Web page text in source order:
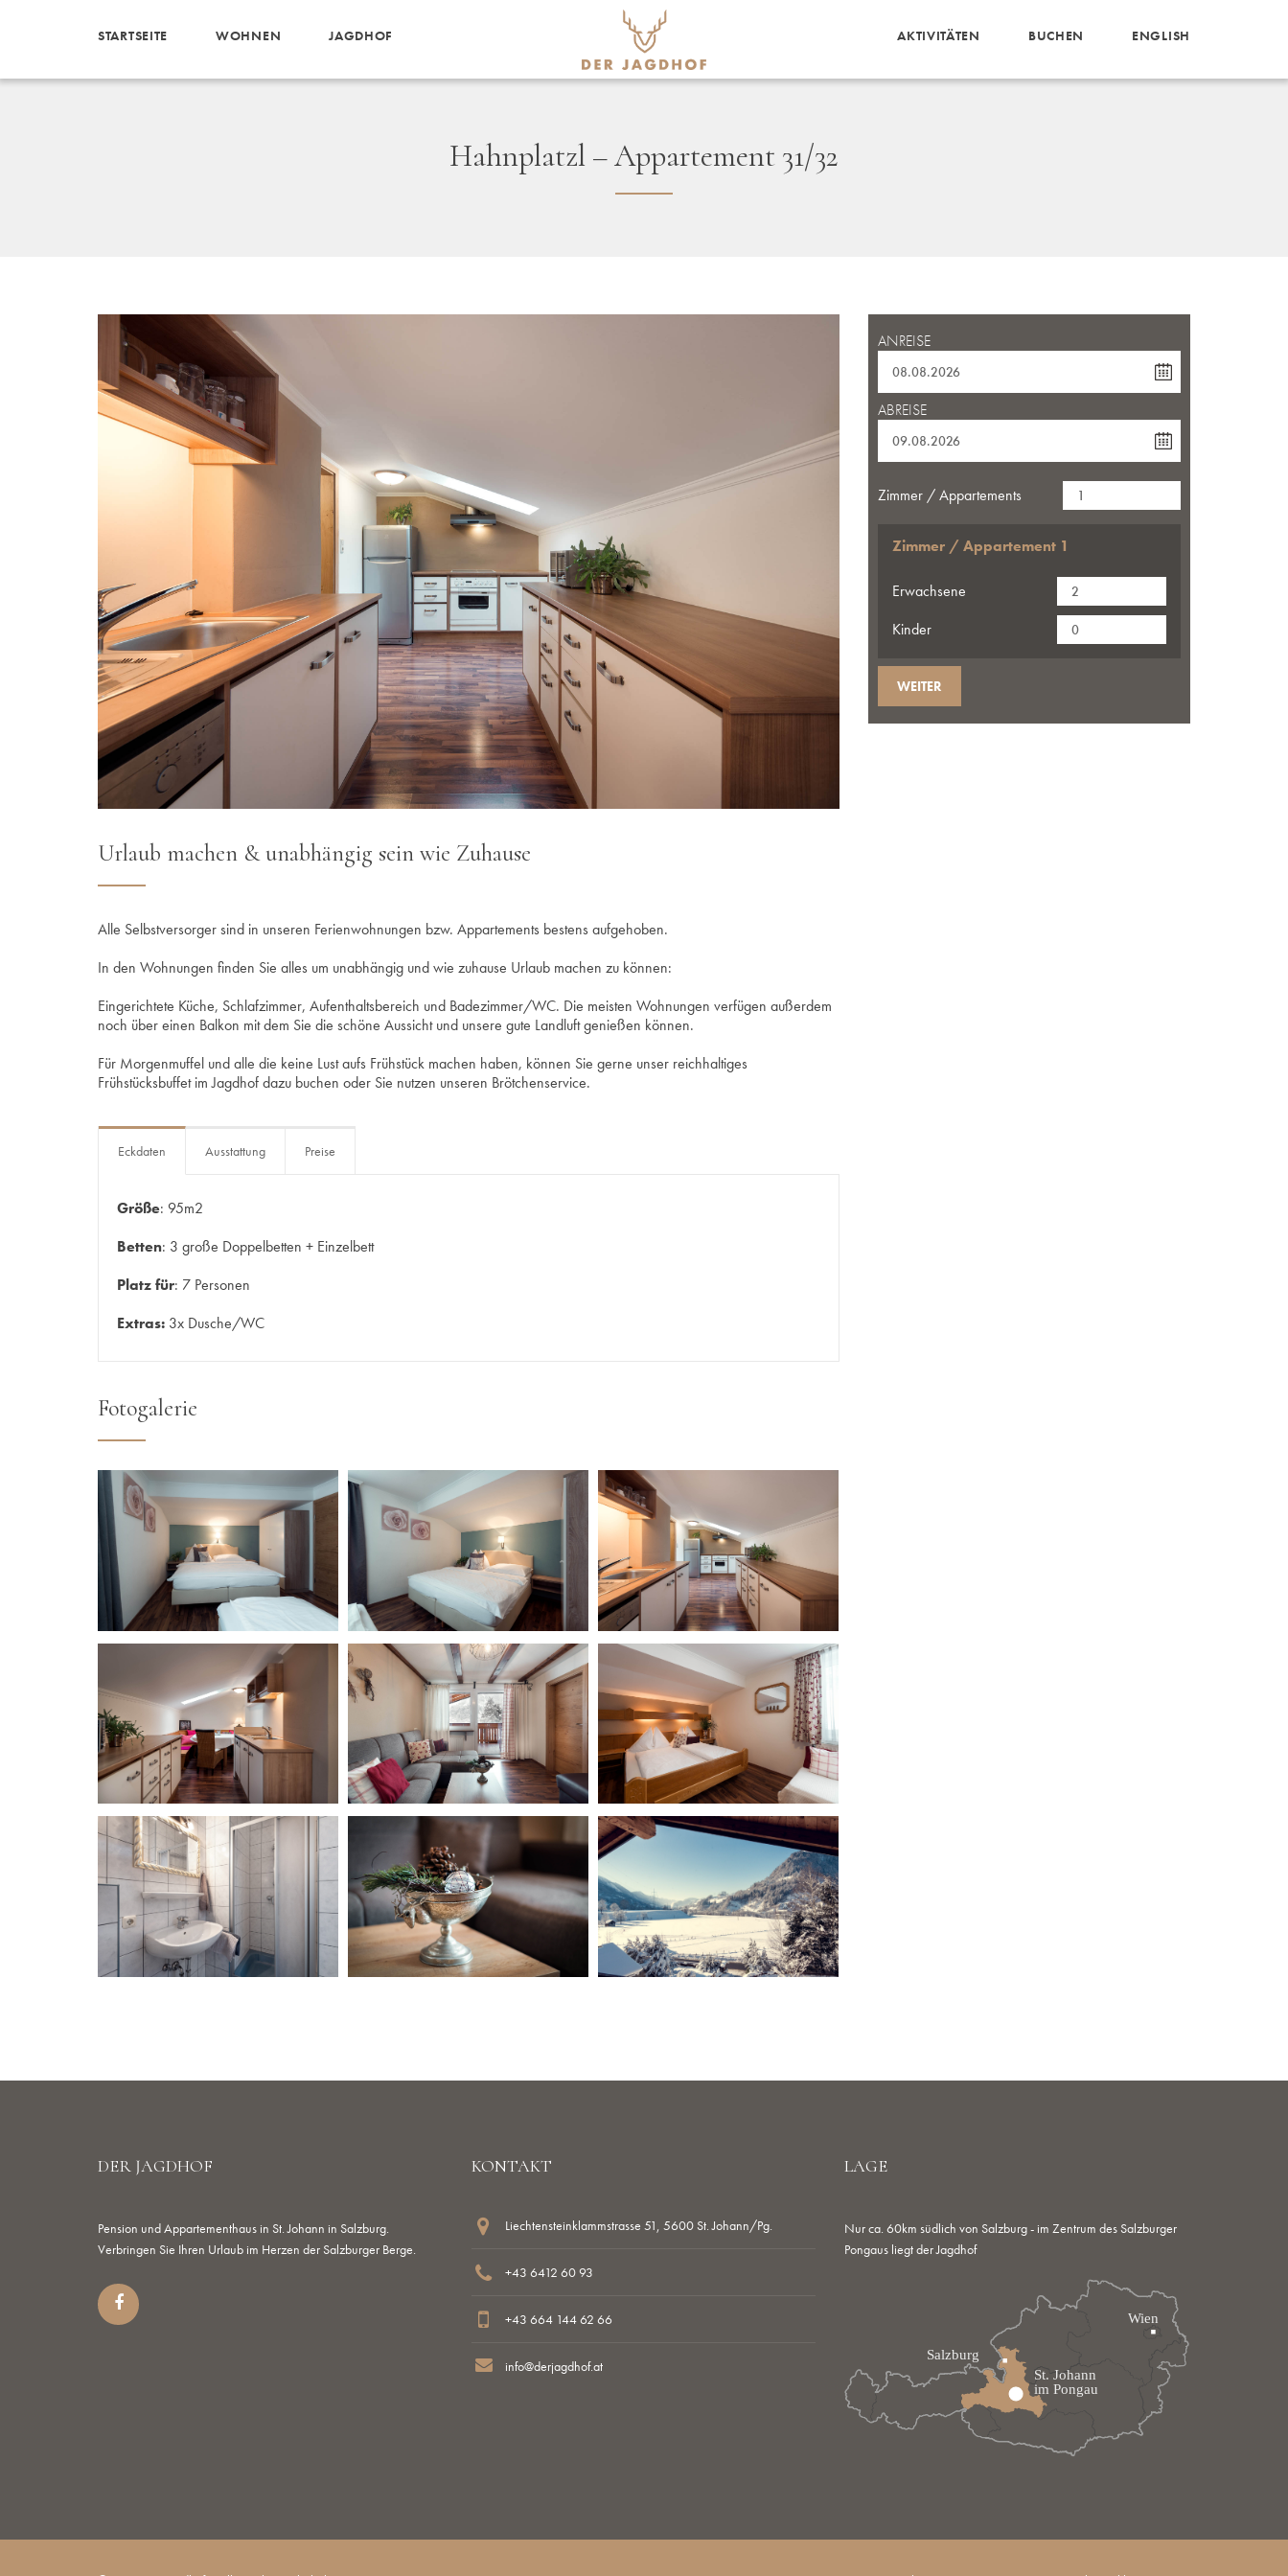
STARTSEITE WOHNEN JAGDHOF AKTIVITÄTEN BUCHEN ENGLISH
Hahnplatzl – Appartement 31/32
Urlaub machen & unabhängig sein wie Zuhause
Alle Selbstversorger sind in unseren Ferienwohnungen bzw. Appartements bestens aufgehoben.
In den Wohnungen finden Sie alles um unabhängig und wie zuhause Urlaub machen zu können:
Eingerichtete Küche, Schlafzimmer, Aufenthaltsbereich und Badezimmer/WC. Die meisten Wohnungen verfügen außerdem
noch über einen Balkon mit dem Sie die schöne Aussicht und unsere gute Landluft genießen können.
Für Morgenmuffel und alle die keine Lust aufs Frühstück machen haben, können Sie gerne unser reichhaltiges
Frühstücksbuffet im Jagdhof dazu buchen oder Sie nutzen unseren Brötchenservice.
Eckdaten Ausstattung Preise
Größe: 95m2
Betten: 3 große Doppelbetten + Einzelbett
Platz für: 7 Personen
Extras: 3x Dusche/WC
Fotogalerie
ANREISE
ABREISE
Zimmer / Appartements
Zimmer / Appartement 1
Erwachsene
Kinder
WEITER
DER JAGDHOF
Pension und Appartementhaus in St. Johann in Salzburg.
Verbringen Sie Ihren Urlaub im Herzen der Salzburger Berge.
KONTAKT
Liechtensteinklammstrasse 51, 5600 St. Johann/Pg.
+43 6412 60 93
+43 664 144 62 66
info@derjagdhof.at
LAGE
Nur ca. 60km südlich von Salzburg - im Zentrum des Salzburger
Pongaus liegt der Jagdhof